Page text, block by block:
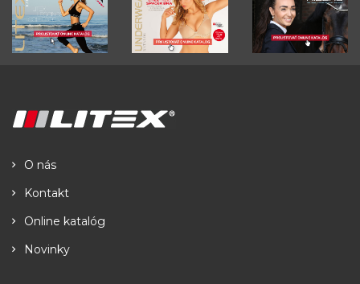
O nás
Kontakt
Online katalóg
Novinky